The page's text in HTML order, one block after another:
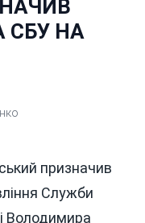
СБУ НА
призначив
Служби
Володимира